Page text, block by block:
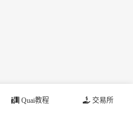
Quai教程 交易所